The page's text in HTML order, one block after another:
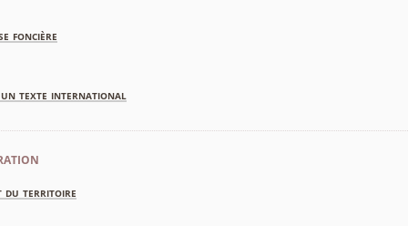
foncière
texte international
du territoire